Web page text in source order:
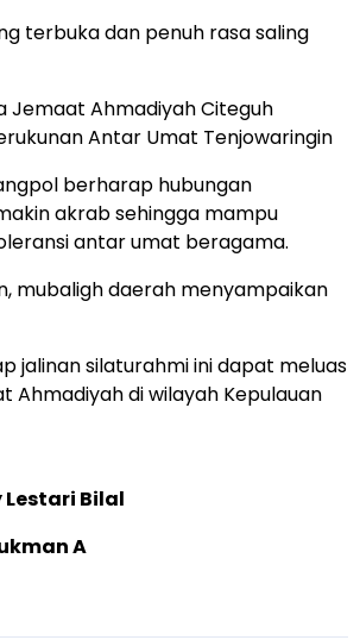
terbuka dan penuh rasa saling
Jemaat Ahmadiyah Citeguh
Antar Umat Tenjowaringin
berharap hubungan
akrab sehingga mampu
antar umat beragama.
mubaligh daerah menyampaikan
jalinan silaturahmi ini dapat meluas
Ahmadiyah di wilayah Kepulauan
Bilal
A